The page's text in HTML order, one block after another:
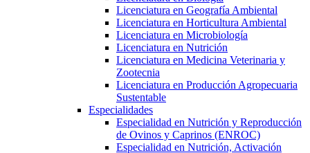
Licenciatura en Geografía Ambiental
Licenciatura en Horticultura Ambiental
Licenciatura en Microbiología
Licenciatura en Nutrición
Licenciatura en Medicina Veterinaria y
Zootecnia
Licenciatura en Producción Agropecuaria
Sustentable
Especialidades
Especialidad en Nutrición y Reproducción
de Ovinos y Caprinos (ENROC)
Especialidad en Nutrición, Activación